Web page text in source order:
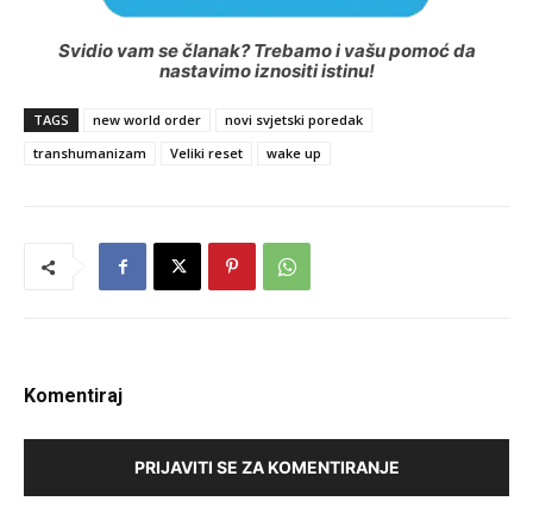
Svidio vam se članak? Trebamo i vašu pomoć da
nastavimo iznositi istinu!
TAGS new world order
novi svjetski poredak
transhumanizam
Veliki reset wake up
Komentiraj
PRIJAVITI SE ZA KOMENTIRANJE